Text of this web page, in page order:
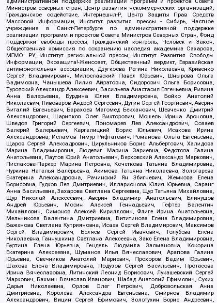
Министров северных стран, Центр развития некоммерческих организаций,
Гражданское содействие, Интернешнл-Р, Центр Защиты Прав Средств
Массовой Информации, Институт развития прессы - Сибирь, Частное
учреждение в Санкт-Петербурге по административной поддержке
реализации программ и проектов Совета Министров Северных Стран, Фонд
поддержки свободы прессы, Гражданский контроль, Человек и Закон,
Общественная комиссия по сохранению наследия академика Сахарова,
МЕМО. РУ, Институт региональной прессы, Институт Развития Свободы
Информации, Экозащита!-Женсовет, Общественный вердикт, Евразийская
антимонопольная ассоциация, Дзугкоева Регина Николаевна, Кривенко
Сергей Владимирович, Милославский Павел Юрьевич, Шнырова Ольга
Вадимовна, Чанышева Лилия Айратовна, Сидорович Ольга Борисовна,
Туровский Александр Алексеевич, Васильева Анастасия Евгеньевна, Ривина
Анна Валерьевна, Бурдина Юлия Владимировна, Бойко Анатолий
Николаевич, Пивоваров Андрей Сергеевич, Дугин Сергей Георгиевич, Аверин
Виталий Евгеньевич, Барахоев Магомед Бекханович, Шевченко Дмитрий
Александрович, Шарипков Олег Викторович, Мошель Ирина Ароновна,
Шведов Григорий Сергеевич, Пономарев Лев Александрович, Созаев
Валерий Валерьевич, Каргалицкий Борис Юльевич, Исакова Ирина
Александровна, Исламов Тимур Рифгатович, Романова Ольга Евгеньевна,
Щаров Сергей Алексадрович, Цирульников Борис Альбертович, Халидова
Марина Владимировна, Людевиг Марина Зариевна, Федотова Галина
Анатольевна, Паутов Юрий Анатольевич, Верховский Александр Маркович,
Пислакова-Паркер Марина Петровна, Кочеткова Татьяна Владимировна,
Чуркина Наталья Валерьевна, Акимова Татьяна Николаевна, Золотарева
Екатерина Александровна, Рачинский Ян Збигневич, Жемкова Елена
Борисовна, Гудков Лев Дмитриевич, Илларионова Юлия Юрьевна, Саранг
Анна Васильевна, Захарова Светлана Сергеевна, Щур Татьяна Михайловна,
Щур Николай Алексеевич, Аверин Владимир Анатольевич, Блинушов
Андрей Юрьевич, Мосин Алексей Геннадьевич, Гефтер Валентин
Михайлович, Симонов Алексей Кириллович, Флиге Ирина Анатольевна,
Мельникова Валентина Дмитриевна, Вититинова Елена Владимировна,
Баженова Светлана Куприяновна, Исаев Сергей Владимирович, Максимов
Сергей Владимирович, Беляев Сергей Иванович, Голубева Елена
Николаевна, Ганнушкина Светлана Алексеевна, Закс Елена Владимировна,
Буртина Елена Юрьевна, Гендель Людмила Залмановна, Кокорина
Екатерина Алексеевна, Шуманов Илья Вячеславович, Арапова Галина
Юрьевна, Свечников Анатолий Мариевич, Прохоров Вадим Юрьевич,
Шахова Елена Владимировна, Подузов Сергей Васильевич, Протасова
Ирина Вячеславовна, Литинский Леонид Борисович, Лукашевский Сергей
Маркович, Бахмин Вячеслав Иванович, Шабад Анатолий Ефимович, Сухих
Дарья Николаевна, Орлов Олег Петрович, Добровольская Анна
Дмитриевна, Королева Александра Евгеньевна, Смирнов Владимир
Александрович, Вицин Сергей Ефимович, Золотухин Борис Андреевич,